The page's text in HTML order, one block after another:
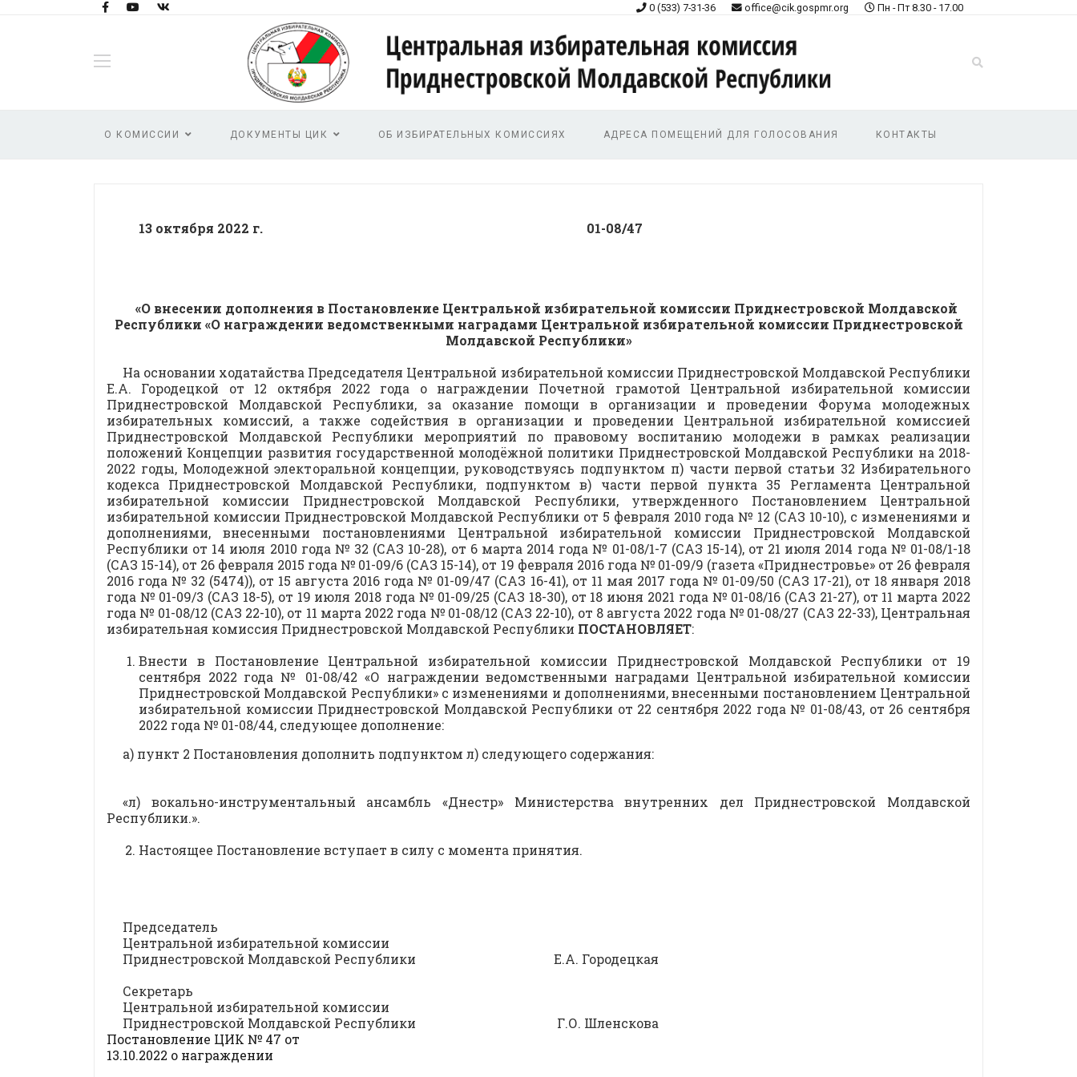
0 (533) 7-31-36 office@cik.gospmr.org Пн - Пт 8.30 - 17.00
О КОМИССИИ ДОКУМЕНТЫ ЦИК ОБ ИЗБИРАТЕЛЬНЫХ КОМИССИЯХ АДРЕСА ПОМЕЩЕНИЙ ДЛЯ ГОЛОСОВАНИЯ КОНТАКТЫ
13 октября 2022 г. 01-08/47
«О внесении дополнения в Постановление Центральной избирательной комиссии Приднестровской Молдавской
Республики «О награждении ведомственными наградами Центральной избирательной комиссии Приднестровской
Молдавской Республики»
На основании ходатайства Председателя Центральной избирательной комиссии Приднестровской Молдавской Республики
Е.А. Городецкой от 12 октября 2022 года о награждении Почетной грамотой Центральной избирательной комиссии
Приднестровской Молдавской Республики, за оказание помощи в организации и проведении Форума молодежных
избирательных комиссий, а также содействия в организации и проведении Центральной избирательной комиссией
Приднестровской Молдавской Республики мероприятий по правовому воспитанию молодежи в рамках реализации
положений Концепции развития государственной молодёжной политики Приднестровской Молдавской Республики на 2018-
2022 годы, Молодежной электоральной концепции, руководствуясь подпунктом п) части первой статьи 32 Избирательного
кодекса Приднестровской Молдавской Республики, подпунктом в) части первой пункта 35 Регламента Центральной
избирательной комиссии Приднестровской Молдавской Республики, утвержденного Постановлением Центральной
избирательной комиссии Приднестровской Молдавской Республики от 5 февраля 2010 года № 12 (САЗ 10-10), с изменениями и
дополнениями, внесенными постановлениями Центральной избирательной комиссии Приднестровской Молдавской
Республики от 14 июля 2010 года № 32 (САЗ 10-28), от 6 марта 2014 года № 01-08/1-7 (САЗ 15-14), от 21 июля 2014 года № 01-08/1-18
(САЗ 15-14), от 26 февраля 2015 года № 01-09/6 (САЗ 15-14), от 19 февраля 2016 года № 01-09/9 (газета «Приднестровье» от 26 февраля
2016 года № 32 (5474)), от 15 августа 2016 года № 01-09/47 (САЗ 16-41), от 11 мая 2017 года № 01-09/50 (САЗ 17-21), от 18 января 2018
года № 01-09/3 (САЗ 18-5), от 19 июля 2018 года № 01-09/25 (САЗ 18-30), от 18 июня 2021 года № 01-08/16 (САЗ 21-27), от 11 марта 2022
года № 01-08/12 (САЗ 22-10), от 11 марта 2022 года № 01-08/12 (САЗ 22-10), от 8 августа 2022 года № 01-08/27 (САЗ 22-33), Центральная
избирательная комиссия Приднестровской Молдавской Республики ПОСТАНОВЛЯЕТ:
Внести в Постановление Центральной избирательной комиссии Приднестровской Молдавской Республики от 19
сентября 2022 года № 01-08/42 «О награждении ведомственными наградами Центральной избирательной комиссии
Приднестровской Молдавской Республики» с изменениями и дополнениями, внесенными постановлением Центральной
избирательной комиссии Приднестровской Молдавской Республики от 22 сентября 2022 года № 01-08/43, от 26 сентября
2022 года № 01-08/44, следующее дополнение:
а) пункт 2 Постановления дополнить подпунктом л) следующего содержания:
«л) вокально-инструментальный ансамбль «Днестр» Министерства внутренних дел Приднестровской Молдавской
Республики.».
Настоящее Постановление вступает в силу с момента принятия.
Председатель
Центральной избирательной комиссии
Приднестровской Молдавской Республики Е.А. Городецкая
Секретарь
Центральной избирательной комиссии
Приднестровской Молдавской Республики Г.О. Шленскова
Постановление ЦИК № 47 от
13.10.2022 о награждении